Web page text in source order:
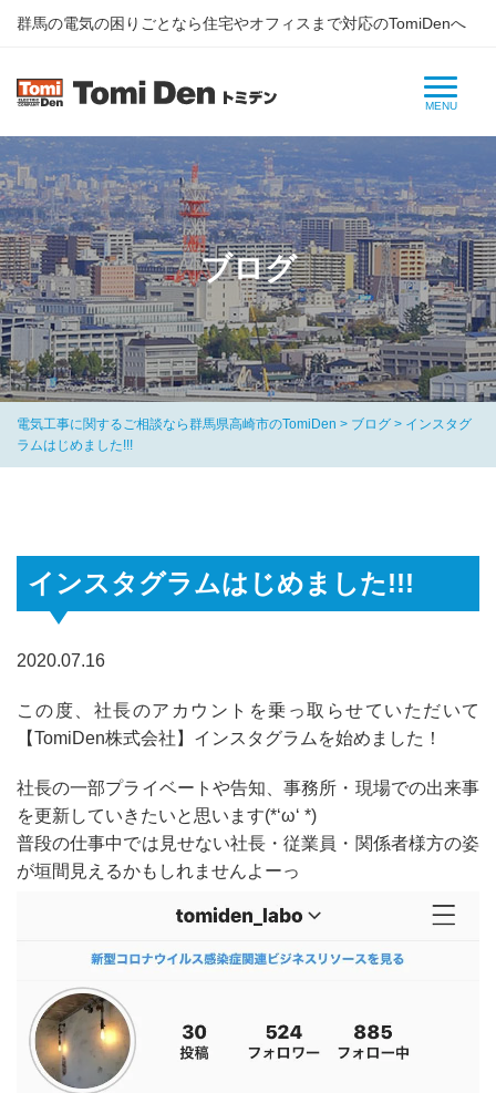
群⾺の電気の困りごとなら住宅やオフィスまで対応のTomiDenへ
ブログ
電気工事に関するご相談なら群馬県高崎市のTomiDen > ブログ > インスタグ
ラムはじめました!!!
インスタグラムはじめました!!!
2020.07.16
この度、社長のアカウントを乗っ取らせていただいて
【TomiDen株式会社】インスタグラムを始めました！
社長の一部プライベートや告知、事務所・現場での出来事
を更新していきたいと思います(*‘ω‘ *)
普段の仕事中では見せない社長・従業員・関係者様方の姿
が垣間見えるかもしれませんよーっ